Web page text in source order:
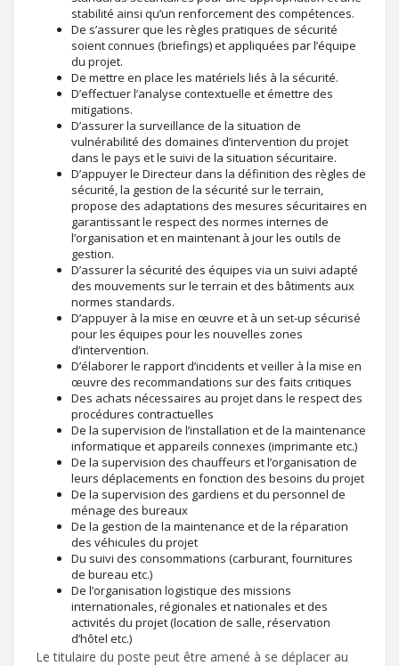
stabilité ainsi qu’un renforcement des compétences.
De s’assurer que les règles pratiques de sécurité
soient connues (briefings) et appliquées par l’équipe
du projet.
De mettre en place les matériels liés à la sécurité.
D’effectuer l’analyse contextuelle et émettre des
mitigations.
D’assurer la surveillance de la situation de
vulnérabilité des domaines d’intervention du projet
dans le pays et le suivi de la situation sécuritaire.
D’appuyer le Directeur dans la définition des règles de
sécurité, la gestion de la sécurité sur le terrain,
propose des adaptations des mesures sécuritaires en
garantissant le respect des normes internes de
l’organisation et en maintenant à jour les outils de
gestion.
D’assurer la sécurité des équipes via un suivi adapté
des mouvements sur le terrain et des bâtiments aux
normes standards.
D’appuyer à la mise en œuvre et à un set-up sécurisé
pour les équipes pour les nouvelles zones
d’intervention.
D’élaborer le rapport d’incidents et veiller à la mise en
œuvre des recommandations sur des faits critiques
Des achats nécessaires au projet dans le respect des
procédures contractuelles
De la supervision de l’installation et de la maintenance
informatique et appareils connexes (imprimante etc.)
De la supervision des chauffeurs et l’organisation de
leurs déplacements en fonction des besoins du projet
De la supervision des gardiens et du personnel de
ménage des bureaux
De la gestion de la maintenance et de la réparation
des véhicules du projet
Du suivi des consommations (carburant, fournitures
de bureau etc.)
De l’organisation logistique des missions
internationales, régionales et nationales et des
activités du projet (location de salle, réservation
d’hôtel etc.)
Le titulaire du poste peut être amené à se déplacer au